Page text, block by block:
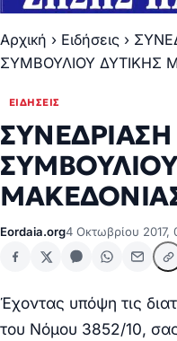
Αρχική › Ειδήσεις ›
ΣΥΜΒΟΥΛΙΟΥ ΔΥΤΙΚΗΣ
ΕΙΔΉΣΕΙΣ
Eordaia.org4 Οκτωβρίου 2017,
Έχοντας υπόψη τις
του Νόμου 3852/10, σ